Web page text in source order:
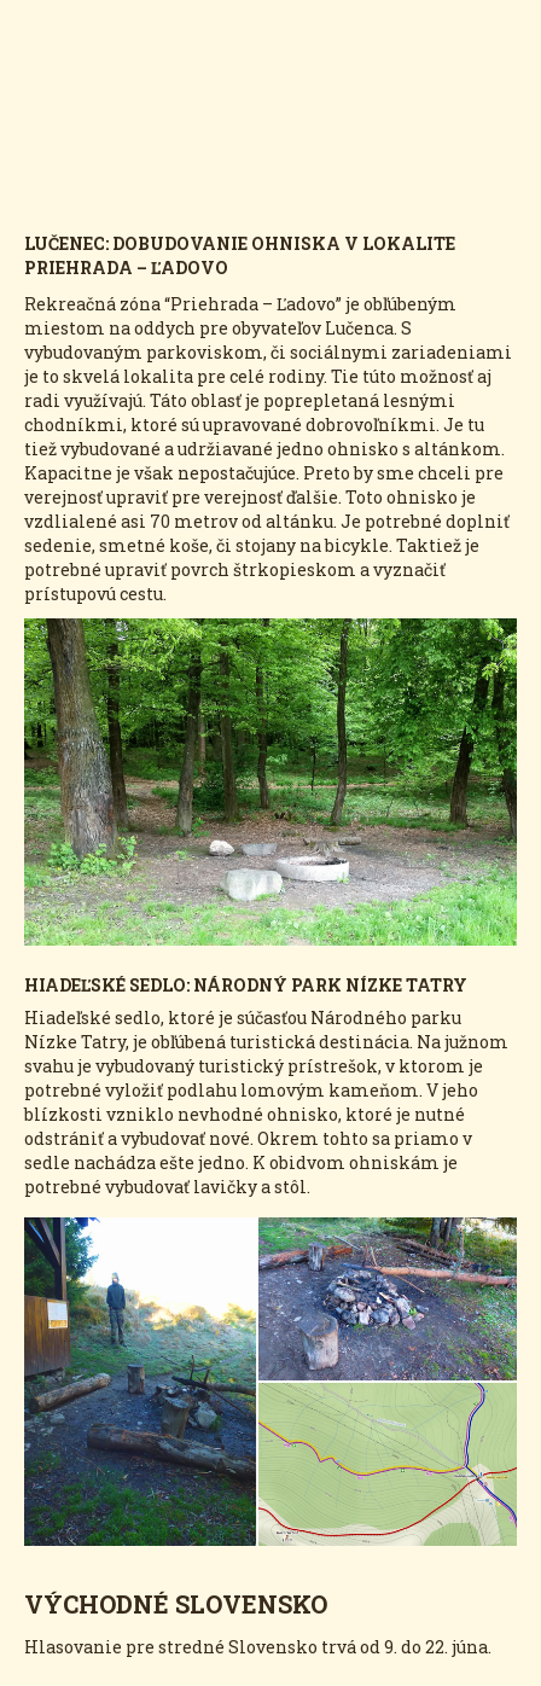
LUČENEC: DOBUDOVANIE OHNISKA V LOKALITE
PRIEHRADA – ĽADOVO
Rekreačná zóna “Priehrada – Ľadovo” je obľúbeným
miestom na oddych pre obyvateľov Lučenca. S
vybudovaným parkoviskom, či sociálnymi zariadeniami
je to skvelá lokalita pre celé rodiny. Tie túto možnosť aj
radi využívajú. Táto oblasť je poprepletaná lesnými
chodníkmi, ktoré sú upravované dobrovoľníkmi. Je tu
tiež vybudované a udržiavané jedno ohnisko s altánkom.
Kapacitne je však nepostačujúce. Preto by sme chceli pre
verejnosť upraviť pre verejnosť ďalšie. Toto ohnisko je
vzdlialené asi 70 metrov od altánku. Je potrebné doplniť
sedenie, smetné koše, či stojany na bicykle. Taktiež je
potrebné upraviť povrch štrkopieskom a vyznačiť
prístupovú cestu.
HIADEĽSKÉ SEDLO: NÁRODNÝ PARK NÍZKE TATRY
Hiadeľské sedlo, ktoré je súčasťou Národného parku
Nízke Tatry, je obľúbená turistická destinácia. Na južnom
svahu je vybudovaný turistický prístrešok, v ktorom je
potrebné vyložiť podlahu lomovým kameňom. V jeho
blízkosti vzniklo nevhodné ohnisko, ktoré je nutné
odstrániť a vybudovať nové. Okrem tohto sa priamo v
sedle nachádza ešte jedno. K obidvom ohniskám je
potrebné vybudovať lavičky a stôl.
VÝCHODNÉ SLOVENSKO
Hlasovanie pre stredné Slovensko trvá od 9. do 22. júna.